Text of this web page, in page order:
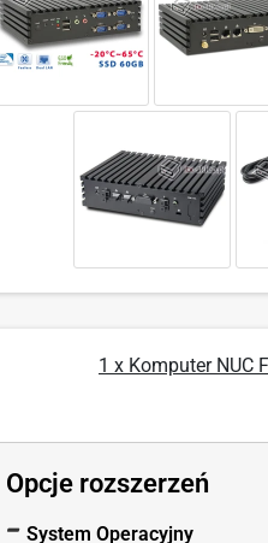
1 x Komputer NUC
Opcje rozszerzeń
System Operacyjny